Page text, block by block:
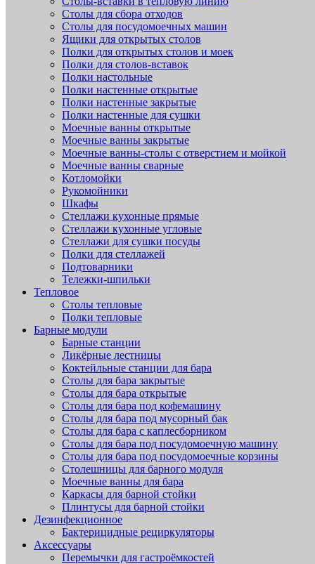
Столы для сбора отходов
Столы для посудомоечных машин
Ящики для открытых столов
Полки для открытых столов и моек
Полки для столов-вставок
Полки настольные
Полки настенные открытые
Полки настенные закрытые
Полки настенные для сушки
Моечные ванны открытые
Моечные ванны закрытые
Моечные ванны-столы с отверстием и мойкой
Моечные ванны сварные
Котломойки
Рукомойники
Шкафы
Стеллажи кухонные прямые
Стеллажи кухонные угловые
Стеллажи для сушки посуды
Полки для стеллажей
Подтоварники
Тележки-шпильки
Тепловое
Столы тепловые
Полки тепловые
Барные модули
Барные станции
Ликёрные лестницы
Коктейльные станции для бара
Столы для бара закрытые
Столы для бара открытые
Столы для бара под кофемашину
Столы для бара под мусорный бак
Столы для бара с каплесборником
Столы для бара под посудомоечную машину
Столы для бара под посудомоечные корзины
Столешницы для барного модуля
Моечные ванны для бара
Каркасы для барной стойки
Плинтусы для барной стойки
Дезинфекционное
Бактерицидные рециркуляторы
Аксессуары
Перемычки для гастроёмкостей